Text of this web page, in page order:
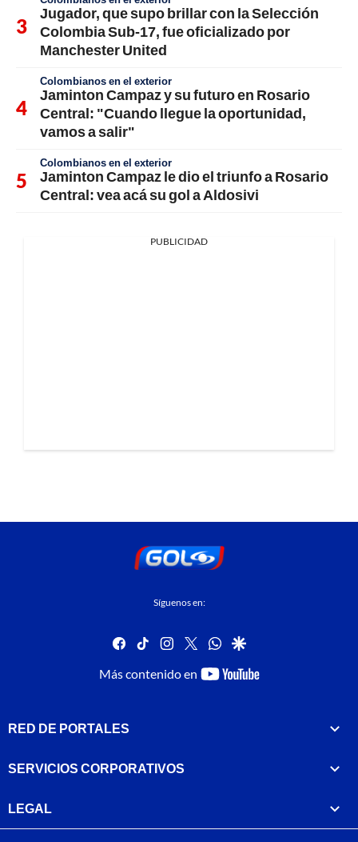
Jugador, que supo brillar con la Selección
Colombia Sub-17, fue oficializado por
Manchester United
Colombianos en el exterior
Jaminton Campaz y su futuro en Rosario
Central: "Cuando llegue la oportunidad,
vamos a salir"
Colombianos en el exterior
Jaminton Campaz le dio el triunfo a Rosario
Central: vea acá su gol a Aldosivi
PUBLICIDAD
Síguenos en:
facebook
tiktok instagram
twitterwhatsapp
google
Más contenido en
youtube-
RED DE PORTALES
SERVICIOS CORPORATIVOS
LEGAL